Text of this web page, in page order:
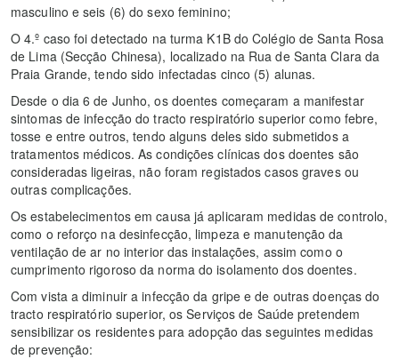
masculino e seis (6) do sexo feminino;
O 4.º caso foi detectado na turma K1B do Colégio de Santa Rosa
de Lima (Secção Chinesa), localizado na Rua de Santa Clara da
Praia Grande, tendo sido infectadas cinco (5) alunas.
Desde o dia 6 de Junho, os doentes começaram a manifestar
sintomas de infecção do tracto respiratório superior como febre,
tosse e entre outros, tendo alguns deles sido submetidos a
tratamentos médicos. As condições clínicas dos doentes são
consideradas ligeiras, não foram registados casos graves ou
outras complicações.
Os estabelecimentos em causa já aplicaram medidas de controlo,
como o reforço na desinfecção, limpeza e manutenção da
ventilação de ar no interior das instalações, assim como o
cumprimento rigoroso da norma do isolamento dos doentes.
Com vista a diminuir a infecção da gripe e de outras doenças do
tracto respiratório superior, os Serviços de Saúde pretendem
sensibilizar os residentes para adopção das seguintes medidas
de prevenção: